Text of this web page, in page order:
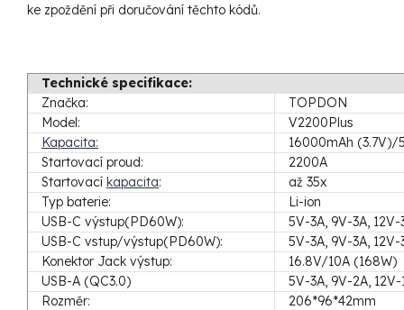
ke zpoždění při doručování těchto kódů.
Technické specifikace:
Značka:
TOPDON
Model:
V2200Plus
Kapacita:
16000mAh (3.7V)/
Startovací proud:
2200A
Startovací kapacita:
až 35x
Typ baterie:
Li-ion
USB-C výstup(PD60W):
5V-3A, 9V-3A,
USB-C vstup/výstup(PD60W):
5V-3A, 9V-3A,
Konektor Jack výstup:
16.8V/10A (168W)
USB-A (QC3.0)
5V-3A, 9V-2A,
Rozměr:
206*96*42mm